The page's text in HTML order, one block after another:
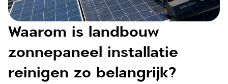
Waarom is landbouw
zonnepaneel installatie
reinigen zo belangrijk?